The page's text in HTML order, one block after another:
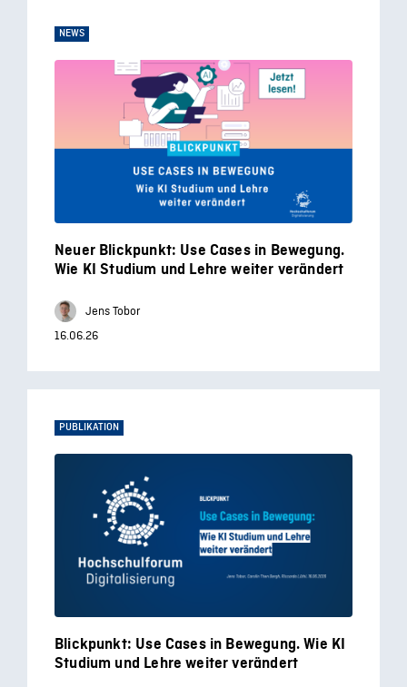
NEWS
Neuer Blickpunkt: Use Cases in Bewegung.
Wie KI Studium und Lehre weiter verändert
Jens Tobor
16.06.26
PUBLIKATION
Blickpunkt: Use Cases in Bewegung. Wie KI
Studium und Lehre weiter verändert